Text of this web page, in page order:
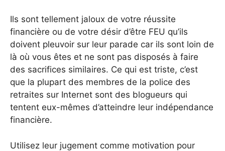
Ils sont tellement jaloux de votre réussite
financière ou de votre désir d’être FEU qu’ils
doivent pleuvoir sur leur parade car ils sont loin de
là où vous êtes et ne sont pas disposés à faire
des sacrifices similaires. Ce qui est triste, c’est
que la plupart des membres de la police des
retraites sur Internet sont des blogueurs qui
tentent eux-mêmes d’atteindre leur indépendance
financière.
Utilisez leur jugement comme motivation pour